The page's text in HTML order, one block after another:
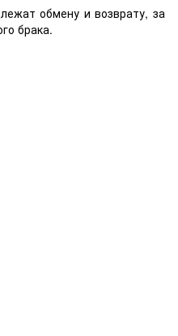
обмену и возврату, за
брака.